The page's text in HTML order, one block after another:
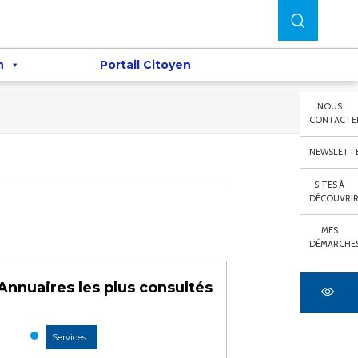
Portail Citoyen
NOUS
SITES À
MES
les plus consultés
Services